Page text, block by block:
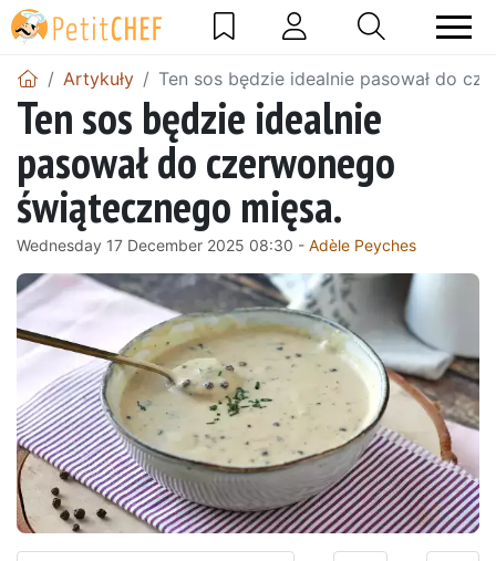
Artykuły Ten sos będzie idealnie pasował do
Ten sos będzie idealnie
pasował do czerwonego
świątecznego mięsa.
Wednesday 17 December 2025 08:30 - Adèle Peyches